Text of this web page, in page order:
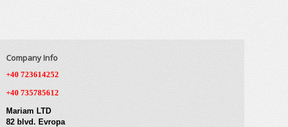
Company Info
+40 723614252
+40 735785612
Mariam LTD
82 blvd. Evropa